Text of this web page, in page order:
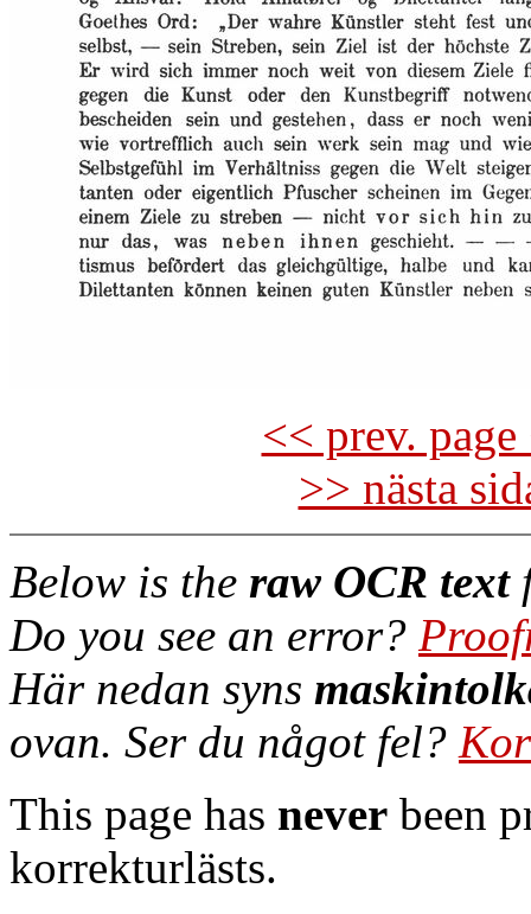
<< prev.
>> nästa
Below is the raw OCR text
Do you see an error?
Här nedan syns
ovan. Ser du något fel?
This page has never been
korrekturlästs.